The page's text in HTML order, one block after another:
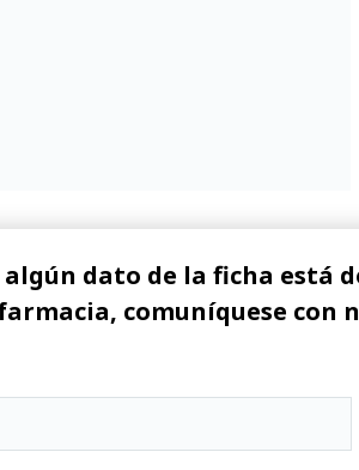
algún dato de la ficha está
comuníquese con